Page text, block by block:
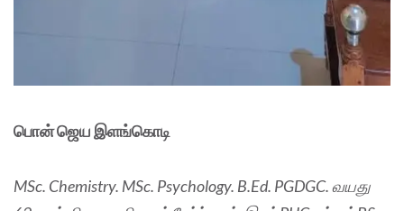
பொன் ஜெய இளங்கொடி
MSc. Chemistry. MSc. Psychology. B.Ed. PGDGC. வயது